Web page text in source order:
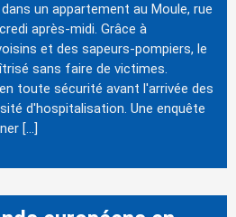
un appartement au Moule, rue
après-midi. Grâce à
et des sapeurs-pompiers, le
sans faire de victimes.
toute sécurité avant l'arrivée des
d'hospitalisation. Une enquête
[…]